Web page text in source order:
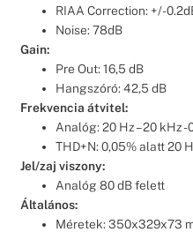
RIAA Correction: +/-
Noise: 78dB
Gain:
Pre Out: 16,5 dB
Hangszóró: 42,5 dB
Frekvencia átvitel:
Analóg: 20 Hz – 20 kHz -
THD+N: 0,05% alatt 20
Jel/zaj viszony:
Analóg 80 dB felett
Általános:
Méretek: 350x329x73